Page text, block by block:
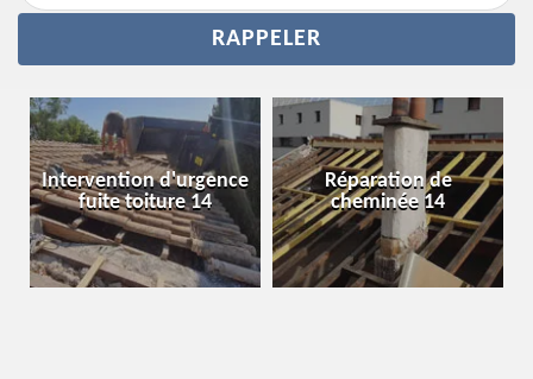
Intervention d'urgence
fuite toiture 14
Réparation de
cheminée 14